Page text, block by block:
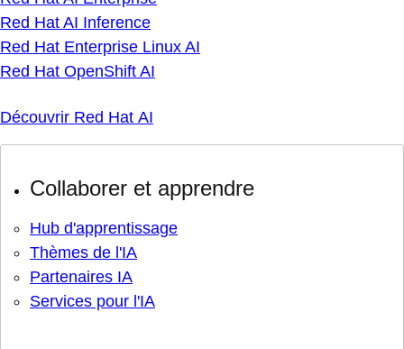
Red Hat AI Inference
Red Hat Enterprise Linux AI
Red Hat OpenShift AI
Découvrir Red Hat AI
Collaborer et apprendre
Hub d'apprentissage
Thèmes de l'IA
Partenaires IA
Services pour l'IA